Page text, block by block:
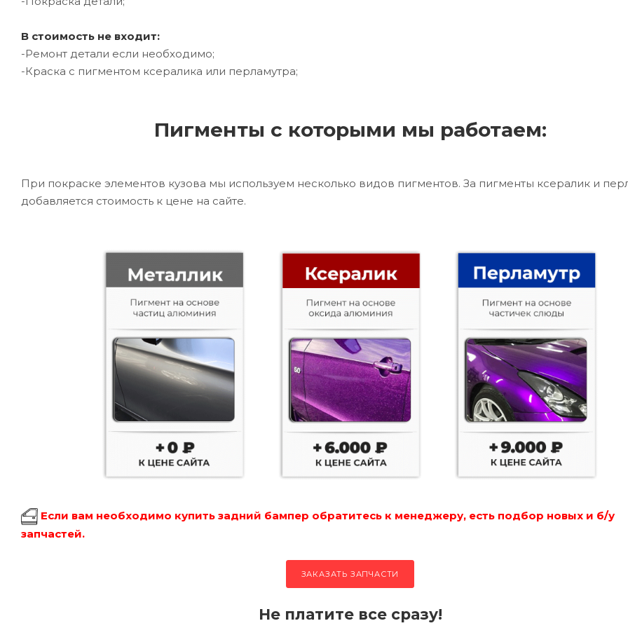
В стоимость не входит:
-Ремонт детали если необходимо;
-Краска с пигментом ксералика или перламутра;
Пигменты с которыми мы работаем:
При покраске элементов кузова мы используем несколько видов пигментов. За пигменты ксералик и
добавляется стоимость к цене на сайте.
Если вам необходимо купить задний бампер обратитесь к менеджеру, есть подбор новых и б/у
запчастей.
ЗАКАЗАТЬ ЗАПЧАСТИ
Не платите все сразу!